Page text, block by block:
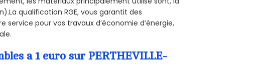
qualification RGE, vous garantit des
service pour vos travaux d’économie d’énergie,
a 1 euro sur PERTHEVILLE-